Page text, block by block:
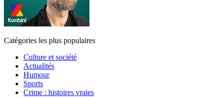
Catégories les plus populaires
Culture et société
Actualités
Humour
Sports
Crime : histoires vraies